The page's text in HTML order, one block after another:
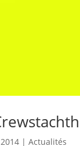
|Actualités